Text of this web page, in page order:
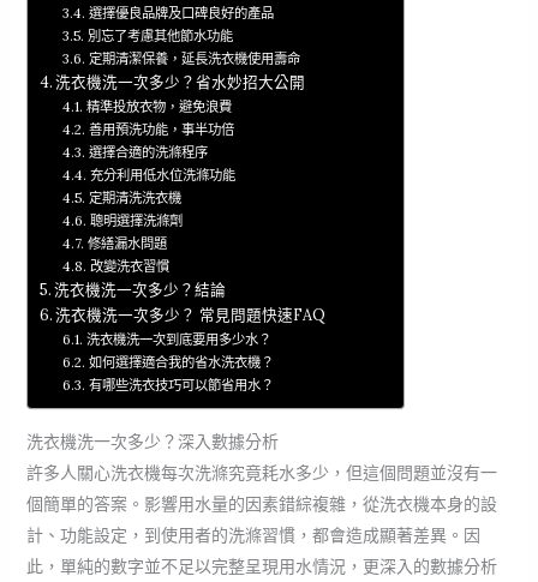
選擇優良品牌及口碑良好的產品
別忘了考慮其他節水功能
定期清潔保養，延長洗衣機使用壽命
洗衣機洗一次多少？省水妙招大公開
精準投放衣物，避免浪費
善用預洗功能，事半功倍
選擇合適的洗滌程序
充分利用低水位洗滌功能
定期清洗洗衣機
聰明選擇洗滌劑
修繕漏水問題
改變洗衣習慣
洗衣機洗一次多少？結論
洗衣機洗一次多少？ 常見問題快速FAQ
洗衣機洗一次到底要用多少水？
如何選擇適合我的省水洗衣機？
有哪些洗衣技巧可以節省用水？
洗衣機洗一次多少？深入數據分析
許多人關心洗衣機每次洗滌究竟耗水多少，但這個問題並沒有一
個簡單的答案。影響用水量的因素錯綜複雜，從洗衣機本身的設
計、功能設定，到使用者的洗滌習慣，都會造成顯著差異。因
此，單純的數字並不足以完整呈現用水情況，更深入的數據分析